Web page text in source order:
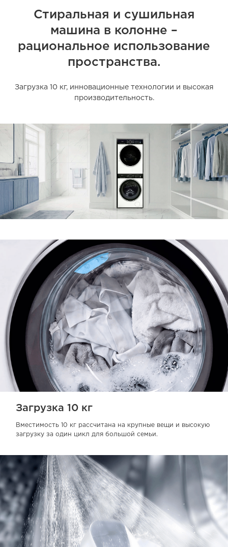
Стиральная и сушильная
машина в колонне –
рациональное использование
пространства.
Загрузка 10 кг, инновационные технологии и высокая
производительность.
Загрузка 10 кг
Вместимость 10 кг рассчитана на крупные вещи и высокую
загрузку за один цикл для большой семьи.